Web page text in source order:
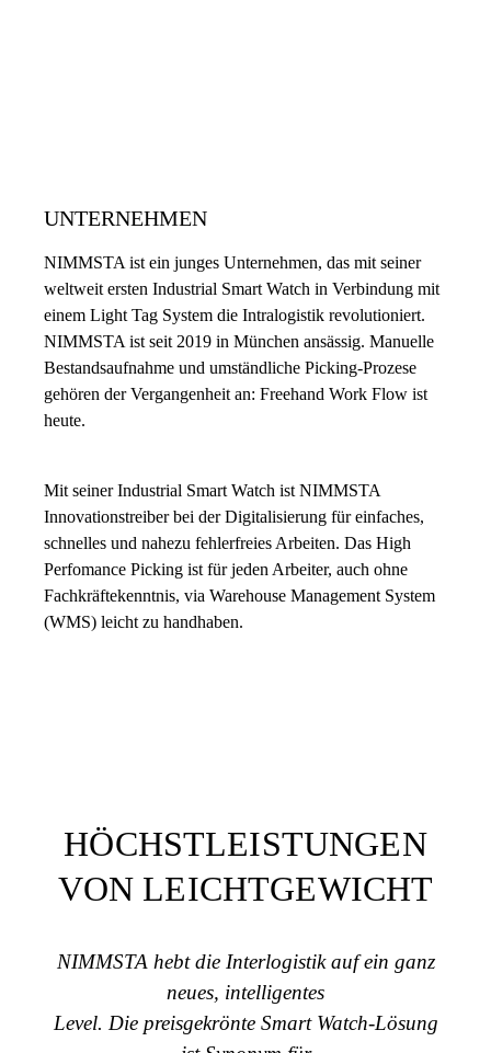
UNTERNEHMEN
NIMMSTA ist ein junges Unternehmen, das mit seiner
weltweit ersten Industrial Smart Watch in Verbindung mit
einem Light Tag System die Intralogistik revolutioniert.
NIMMSTA ist seit 2019 in München ansässig. Manuelle
Bestandsaufnahme und umständliche Picking-Prozese
gehören der Vergangenheit an: Freehand Work Flow ist
heute.
Mit seiner Industrial Smart Watch ist NIMMSTA
Innovationstreiber bei der Digitalisierung für einfaches,
schnelles und nahezu fehlerfreies Arbeiten. Das High
Perfomance Picking ist für jeden Arbeiter, auch ohne
Fachkräfte­kenntnis, via Warehouse Management System
(WMS) leicht zu handhaben.
HÖCHSTLEISTUNGEN
VON LEICHTGEWICHT
NIMMSTA hebt die Interlogistik auf ein ganz
neues, intelligentes
Level. Die preisgekrönte Smart Watch-Lösung